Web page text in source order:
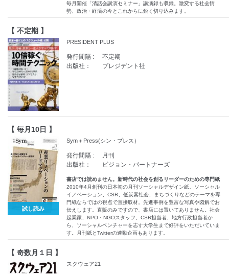
毎月開催「清話会講演セミナー」講演録も収録。激変する社会情
勢、政治・経済の今とこれからに鋭く切り込みます。
【 不定期 】
PRESIDENT PLUS
発行間隔 :
不定期
出版社：
プレジデント社
【 毎月10日 】
試し読み
Sym＋Press(シン・プレス）
発行間隔 :
月刊
出版社：
ビジョン・パートナーズ
書店では読めません。新時代の社会を創るリーダーのための専門紙
2010年4月創刊の日本初の月刊ソーシャルデザイン紙。ソーシャル
イノベーション、CSR、低炭素社会、まちづくりなどのテーマを専
門紙ならではの視点で直接取材。先進事例を豊富な写真や図解でお
伝えします。直販のみですので、書店には置いてありません。社会
起業家、NPO・NGOスタッフ、CSR担当者、地方行政担当者か
ら、ソーシャルベンチャーを志す大学生まで好評をいただいていま
す。月刊紙とTwitterの連動企画もあります。
【 奇数月１日 】
スクウェア21